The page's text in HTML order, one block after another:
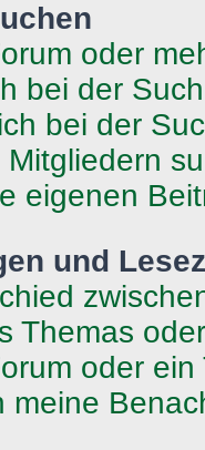
oder
bei der
bei der
eigenen
und
Themas
oder
meine